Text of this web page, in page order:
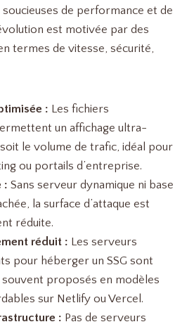
de performance et de
est motivée par des
termes de vitesse, sécurité,
: Les fichiers
un affichage ultra-
le volume de trafic, idéal pour
ou portails d’entreprise.
: Sans serveur dynamique ni base
la surface d’attaque est
réduite.
réduit : Les serveurs
pour héberger un SSG sont
proposés en modèles
sur Netlify ou Vercel.
: Pas de serveurs